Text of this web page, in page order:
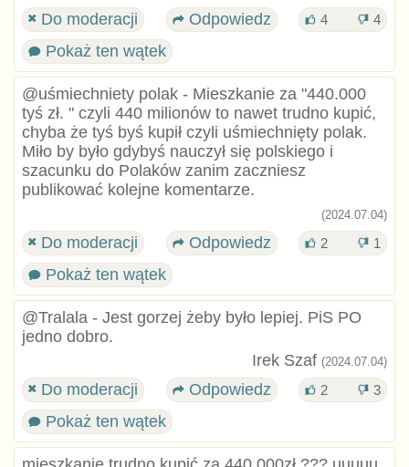
Do moderacji Odpowiedz 4 4
Pokaż ten wątek
@uśmiechniety polak - Mieszkanie za "440.000
tyś zł. " czyli 440 milionów to nawet trudno kupić,
chyba że tyś byś kupił czyli uśmiechnięty polak.
Miło by było gdybyś nauczył się polskiego i
szacunku do Polaków zanim zaczniesz
publikować kolejne komentarze.
(2024.07.04)
Do moderacji Odpowiedz 2 1
Pokaż ten wątek
@Tralala - Jest gorzej żeby było lepiej. PiS PO
jedno dobro.
Irek Szaf (2024.07.04)
Do moderacji Odpowiedz 2 3
Pokaż ten wątek